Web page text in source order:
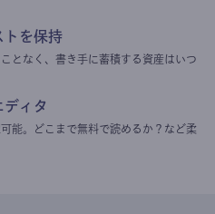
トを保持
となく、書き手に蓄積する資産はいつ
ディタ
能。どこまで無料で読めるか？など柔